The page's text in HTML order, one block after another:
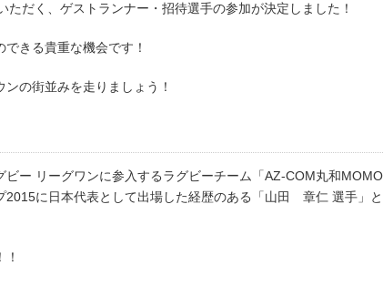
だく、ゲストランナー・招待選手の参加が決定しました！
きる貴重な機会です！
の街並みを走りましょう！
ー リーグワンに参入するラグビーチーム「AZ-COM丸和
2015に日本代表として出場した経歴のある「山田 章仁 選手」